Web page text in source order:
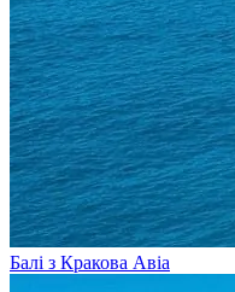
Балі з Кракова Авіа